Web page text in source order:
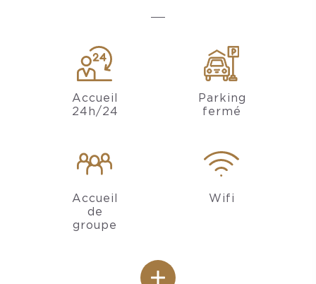
Accueil
24h/24
Parking
fermé
Accueil
de
groupe
Wifi